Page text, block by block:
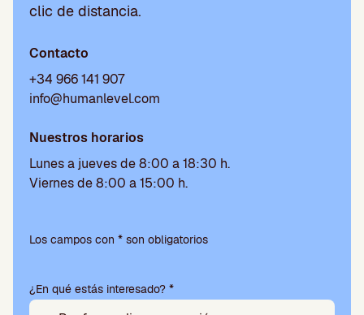
clic de distancia.
Contacto
+34 966 141 907
info@humanlevel.com
Nuestros horarios
Lunes a jueves de 8:00 a 18:30 h.
Viernes de 8:00 a 15:00 h.
favor,
campo
vacío.
Los campos con * son obligatorios
¿En qué estás interesado? *